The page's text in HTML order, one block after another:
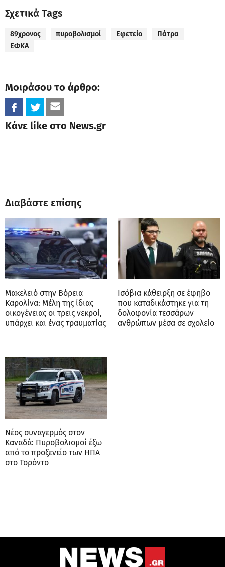
Σχετικά Tags
89χρονος πυροβολισμοί Εφετείο
Πάτρα
ΕΦΚΑ
Μοιράσου το άρθρο:
Κάνε like στο News.gr
Διαβάστε επίσης
Μακελειό στην Βόρεια
Καρολίνα: Mέλη της ίδιας
οικογένειας οι τρεις νεκροί,
υπάρχει και ένας τραυματίας
Ισόβια κάθειρξη σε έφηβο
που καταδικάστηκε για τη
δολοφονία τεσσάρων
ανθρώπων μέσα σε σχολείο
Νέος συναγερμός στον
Καναδά: Πυροβολισμοί έξω
από το προξενείο των ΗΠΑ
στο Τορόντο